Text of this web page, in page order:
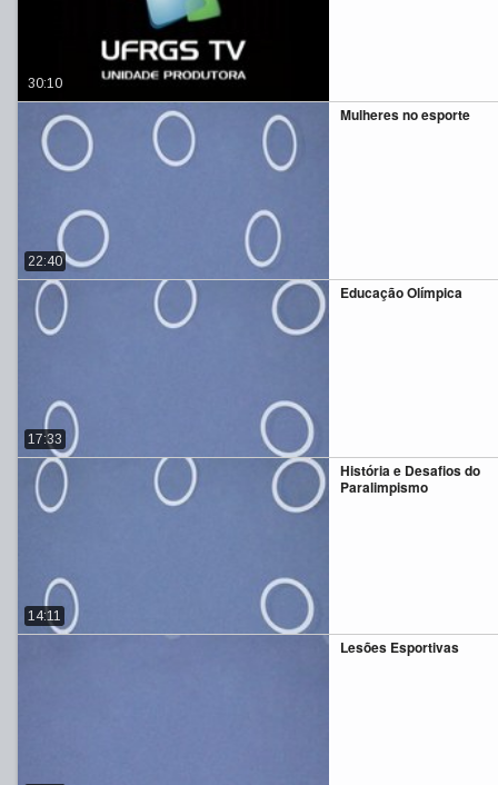
30:10
Mulheres no esporte
22:40
Educação Olímpica
17:33
História e Desafios do
Paralimpismo
14:11
Lesões Esportivas